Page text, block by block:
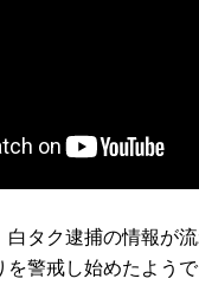
タク逮捕の情報が流
を警戒し始めたよう